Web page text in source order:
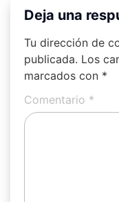
Deja una
Tu dirección de
publicada. Los
marcados con *
Comentario *